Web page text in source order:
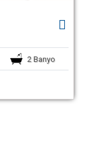
2 Banyo